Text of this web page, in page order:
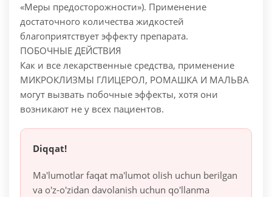
«Меры предосторожности»). Применение
достаточного количества жидкостей
благоприятствует эффекту препарата.
ПОБОЧНЫЕ ДЕЙСТВИЯ
Как и все лекарственные средства, применение
МИКРОКЛИЗМЫ ГЛИЦЕРОЛ, РОМАШКА И МАЛЬВА
могут вызвать побочные эффекты, хотя они
возникают не у всех пациентов.
Diqqat!
Ma'lumotlar faqat ma'lumot olish uchun berilgan
va o'z-o'zidan davolanish uchun qo'llanma